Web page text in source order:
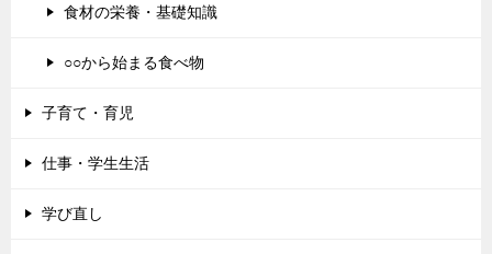
食材の栄養・基礎知識
○○から始まる食べ物
子育て・育児
仕事・学生生活
学び直し